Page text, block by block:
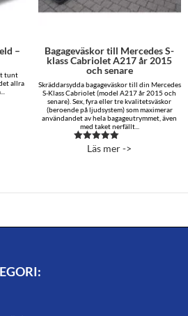
–
tunt
allra
12,595.00 kr
Bagageväskor till Mercedes S-
klass Cabriolet A217 år 2015
och senare
Skräddarsydda bagageväskor till din Mercedes
S-Klass Cabriolet (model A217 år 2015 och
senare). Sex, fyra eller tre kvalitetsväskor
(beroende på ljudsystem) som maximerar
användandet av hela bagageutrymmet, även
med taket nerfällt...
Betygsatt
Läs mer ->